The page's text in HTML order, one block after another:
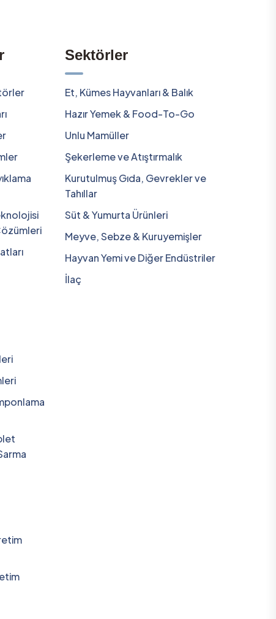
Sektörler
Et, Kümes Hayvanları & Balık
Hazır Yemek & Food-To-Go
Unlu Mamüller
Şekerleme ve Atıştırmalık
Kurutulmuş Gıda, Gevrekler ve
Tahıllar
Süt & Yumurta Ürünleri
Meyve, Sebze & Kuruyemişler
Hayvan Yemi ve Diğer Endüstriler
İlaç